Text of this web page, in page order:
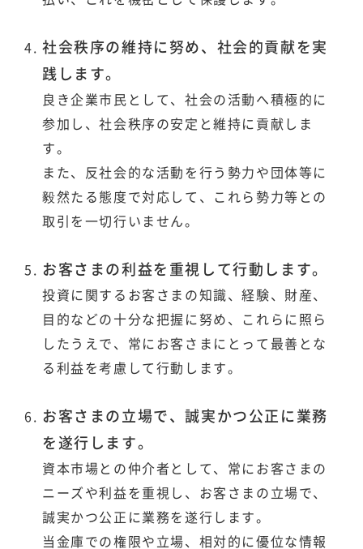
社会秩序の維持に努め、社会的貢献を実
践します。
良き企業市民として、社会の活動へ積極的に
参加し、社会秩序の安定と維持に貢献しま
す。
また、反社会的な活動を行う勢力や団体等に
毅然たる態度で対応して、これら勢力等との
取引を一切行いません。
お客さまの利益を重視して行動します。
投資に関するお客さまの知識、経験、財産、
目的などの十分な把握に努め、これらに照ら
したうえで、常にお客さまにとって最善とな
る利益を考慮して行動します。
お客さまの立場で、誠実かつ公正に業務
を遂行します。
資本市場との仲介者として、常にお客さまの
ニーズや利益を重視し、お客さまの立場で、
誠実かつ公正に業務を遂行します。
当金庫での権限や立場、相対的に優位な情報